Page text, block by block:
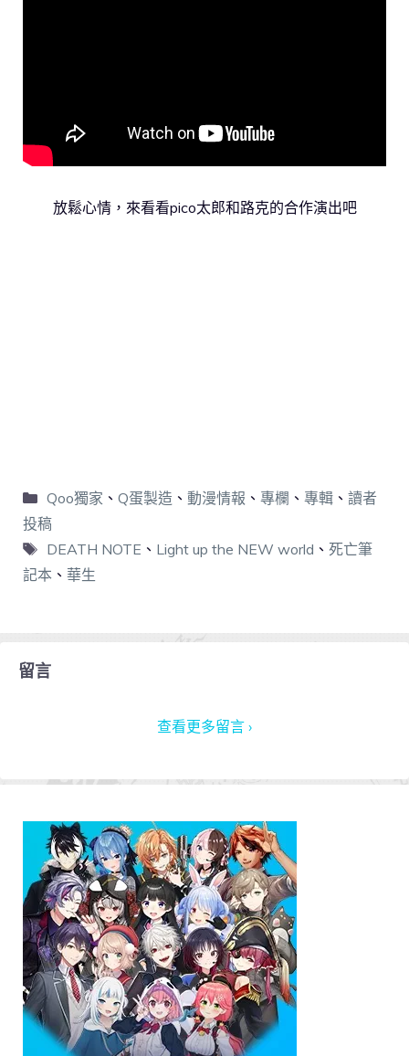
放鬆心情，來看看pico太郎和路克的合作演出吧
Qoo獨家 、 Q蛋製造 、 動漫情報 、 專欄 、 專輯、 讀者
投稿
DEATH NOTE 、 Light up the NEW world 、 死亡筆
記本 、 華生
留言
查看更多留言 ›